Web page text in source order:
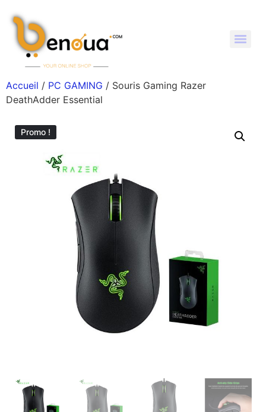
Accueil / PC GAMING / Souris Gaming Razer
DeathAdder Essential
Promo !